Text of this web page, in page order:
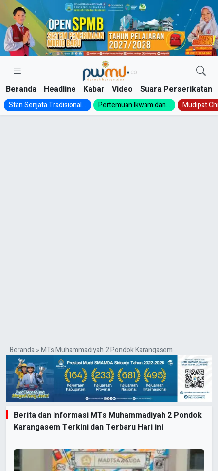
Skip
content
Beranda Headline Kabar Video Suara Perserikatan
Stan Senjata Tradisional... Pertemuan Ikwam dan... Mudipat
Beranda»MTs Muhammadiyah 2 Pondok Karangasem
Berita dan Informasi MTs Muhammadiyah 2 Pondok
Karangasem Terkini dan Terbaru Hari ini